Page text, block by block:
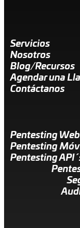
Servicios
Nosotros
Blog/Recursos
Agendar una
Contáctanos
Pentesting Web
Pentesting
Pentesting